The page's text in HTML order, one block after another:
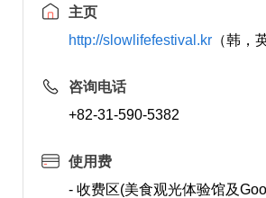
主页
http://slowlifefestival.kr（韩，英
咨询电话
+82-31-590-5382
使用费
- 收费区(美食观光体验馆及